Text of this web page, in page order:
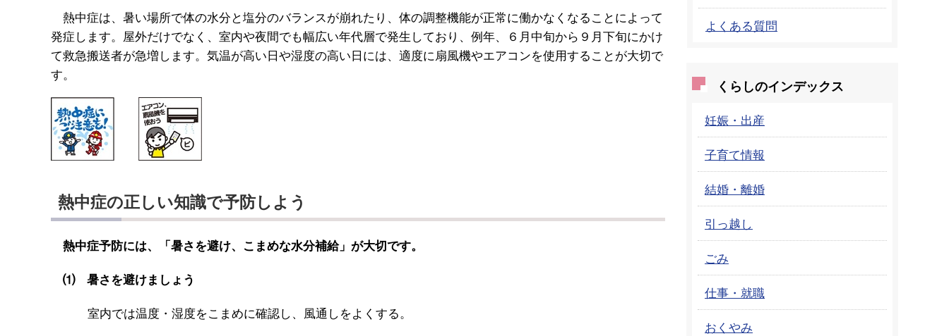
熱中症は、暑い場所で体の水分と塩分のバランスが崩れたり、体の調整機能が正常に働かなくなることによって
発症します。屋外だけでなく、室内や夜間でも幅広い年代層で発生しており、例年、６月中旬から９月下旬にかけ
て救急搬送者が急増します。気温が高い日や湿度の高い日には、適度に扇風機やエアコンを使用することが大切で
す。
熱中症の正しい知識で予防しよう
熱中症予防には、「暑さを避け、こまめな水分補給」が大切です。
⑴ 暑さを避けましょう
室内では温度・湿度をこまめに確認し、風通しをよくする。
よくある質問
くらしのインデックス
妊娠・出産
子育て情報
結婚・離婚
引っ越し
ごみ
仕事・就職
おくやみ